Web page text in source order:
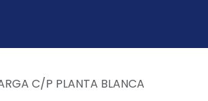
C/P PLANTA BLANCA